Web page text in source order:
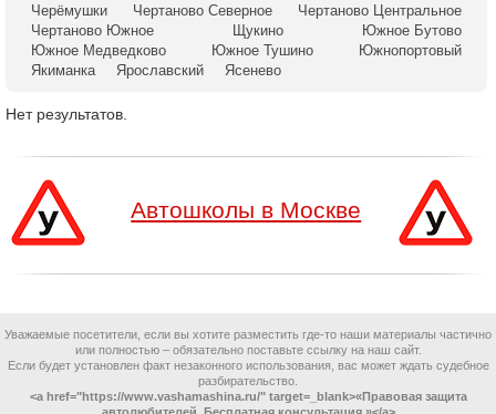
Черёмушки
Чертаново Северное
Чертаново Центральное
Чертаново Южное
Щукино
Южное Бутово
Южное Медведково
Южное Тушино
Южнопортовый
Якиманка
Ярославский Ясенево
Нет результатов.
Автошколы в Москве
Уважаемые посетители, если вы хотите разместить где-то наши материалы частично
или полностью – обязательно поставьте ссылку на наш сайт.
Если будет установлен факт незаконного использования, вас может ждать судебное
разбирательство.
<a href="https://www.vashamashina.ru/" target=_blank>«Правовая защита